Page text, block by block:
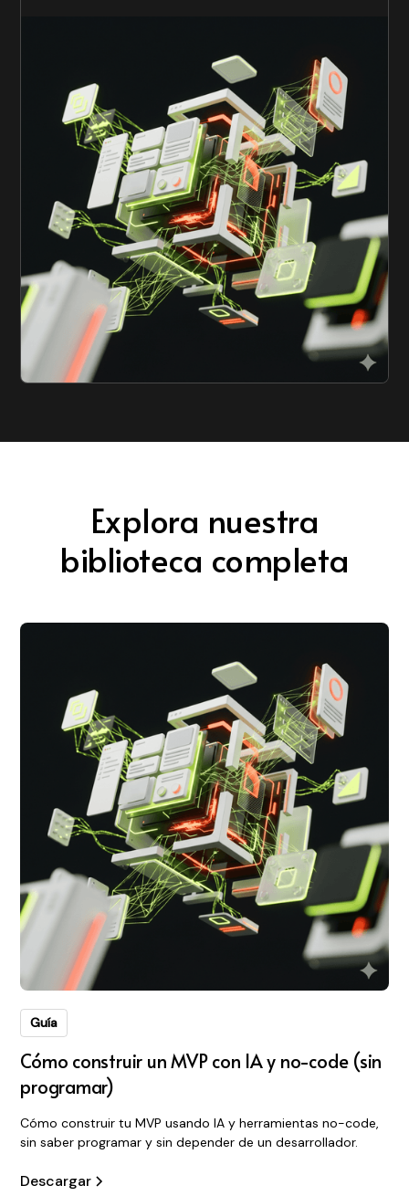
Explora nuestra
biblioteca completa
Guía
Cómo construir un MVP con IA y no-code (sin
programar)
Cómo construir tu MVP usando IA y herramientas no-code,
sin saber programar y sin depender de un desarrollador.
Descargar